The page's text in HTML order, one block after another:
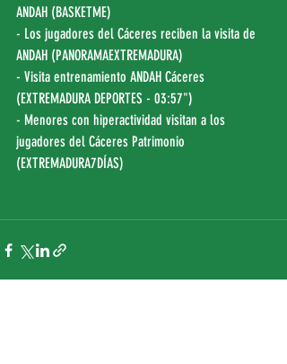
ANDAH (BASKETME)
- Los jugadores del Cáceres reciben la visita de
ANDAH (PANORAMAEXTREMADURA)
- Visita entrenamiento ANDAH Cáceres
(EXTREMADURA DEPORTES - 03:57")
- Menores con hiperactividad visitan a los
jugadores del Cáceres Patrimonio
(EXTREMADURA7DÍAS)